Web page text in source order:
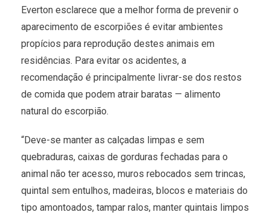
Everton esclarece que a melhor forma de prevenir o
aparecimento de escorpiões é evitar ambientes
propícios para reprodução destes animais em
residências. Para evitar os acidentes, a
recomendação é principalmente livrar-se dos restos
de comida que podem atrair baratas — alimento
natural do escorpião.
“Deve-se manter as calçadas limpas e sem
quebraduras, caixas de gorduras fechadas para o
animal não ter acesso, muros rebocados sem trincas,
quintal sem entulhos, madeiras, blocos e materiais do
tipo amontoados, tampar ralos, manter quintais limpos